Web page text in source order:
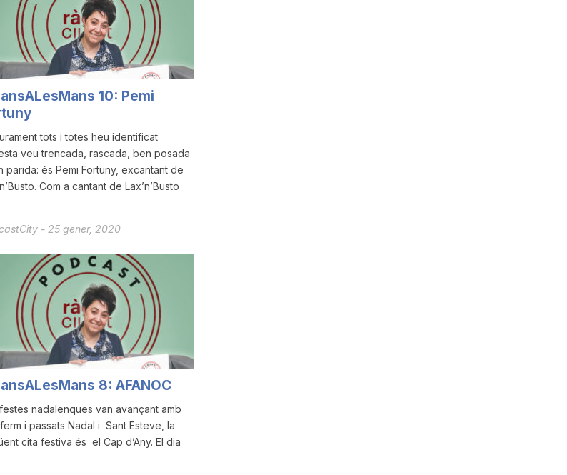
10: Pemi
tots i totes heu identificat
veu trencada, rascada, ben posada
parida: és Pemi Fortuny, excantant de
Com a cantant de Lax’n’Busto
- 25 gener, 2020
8: AFANOC
nadalenques van avançant amb
i passats Nadal i Sant Esteve, la
cita festiva és el Cap d’Any. El dia